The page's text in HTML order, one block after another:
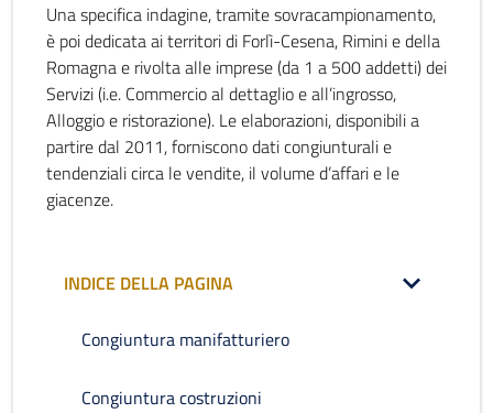
Una specifica indagine, tramite sovracampionamento,
è poi dedicata ai territori di Forlì-Cesena, Rimini e della
Romagna e rivolta alle imprese (da 1 a 500 addetti) dei
Servizi (i.e. Commercio al dettaglio e all’ingrosso,
Alloggio e ristorazione). Le elaborazioni, disponibili a
partire dal 2011, forniscono dati congiunturali e
tendenziali circa le vendite, il volume d’affari e le
giacenze.
INDICE DELLA PAGINA
Congiuntura manifatturiero
Congiuntura costruzioni